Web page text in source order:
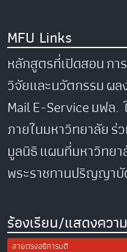
MFU Links
หลักสูตรที่เปิดสอนกา
วิจัยและนวัตกรรมผล
MailE-Serviceมฟล.
ภายในมหาวิทยาลัยร่
มูลนิธิแผนที่มหาวิทย
พระราชทานปริญญา
ร้องเรียน/แสดงควา
สายตรงอธิการบดี